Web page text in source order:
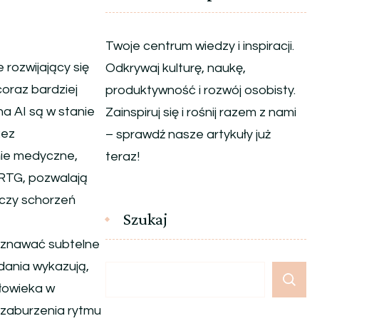
rozwijający się
bardziej
AI są w stanie
medyczne,
pozwalają
schorzeń
subtelne
wykazują,
w
rytmu
Twoje centrum wiedzy i inspiracji.
Odkrywaj kulturę, naukę,
produktywność i rozwój osobisty.
Zainspiruj się i rośnij razem z nami
– sprawdź nasze artykuły już
teraz!
Szukaj